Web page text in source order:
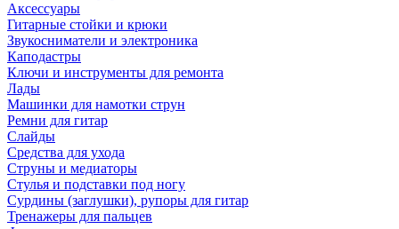
Аксессуары
Гитарные стойки и крюки
Звукосниматели и электроника
Каподастры
Ключи и инструменты для ремонта
Лады
Машинки для намотки струн
Ремни для гитар
Слайды
Средства для ухода
Струны и медиаторы
Стулья и подставки под ногу
Сурдины (заглушки), рупоры для гитар
Тренажеры для пальцев